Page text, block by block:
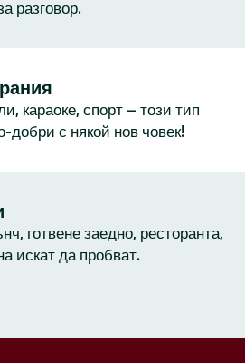
разговор.
караоке, спорт – този тип
добри с някой нов човек!
готвене заедно, ресторанта,
искат да пробват.